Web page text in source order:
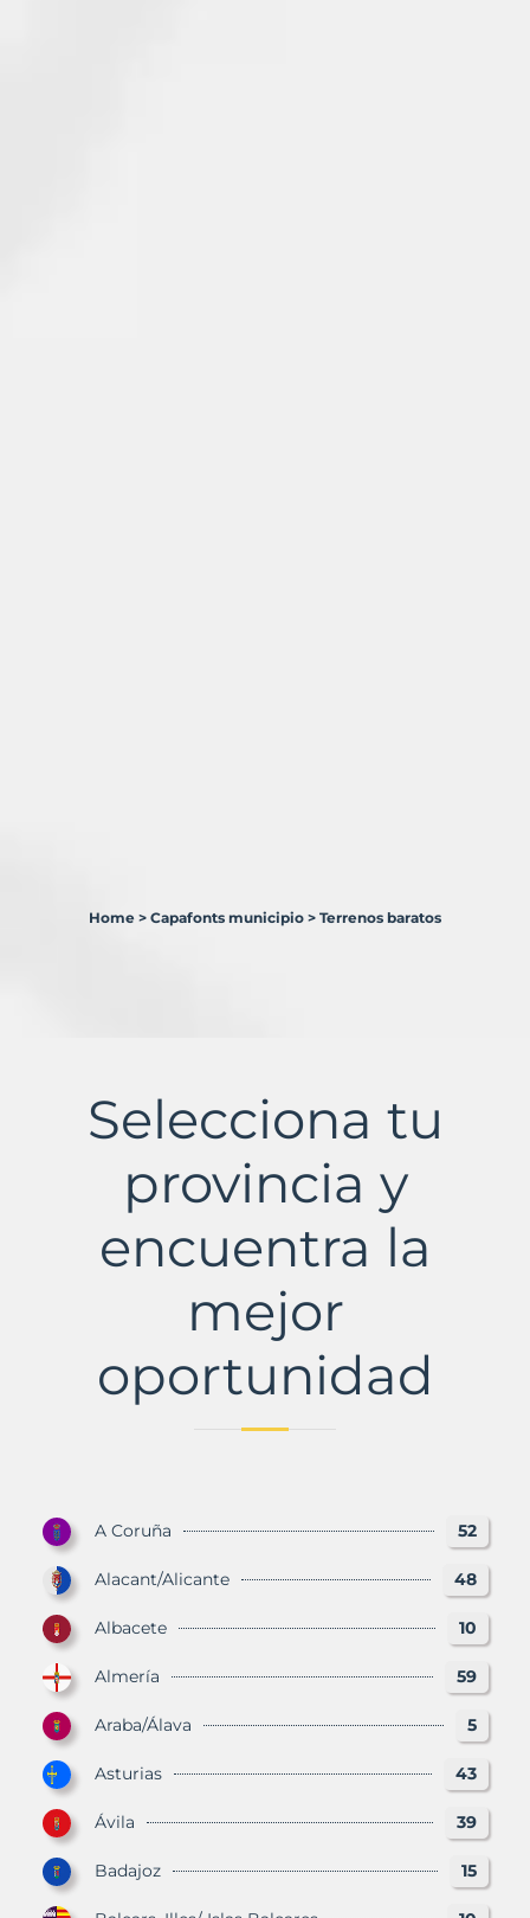
Murbalands
Home > Capafonts municipio > Terrenos baratos
Selecciona tu
provincia y
encuentra la
mejor
oportunidad
A Coruña 52
Alacant/Alicante 48
Albacete 10
Almería 59
Araba/Álava 5
Asturias 43
Ávila 39
Badajoz 15